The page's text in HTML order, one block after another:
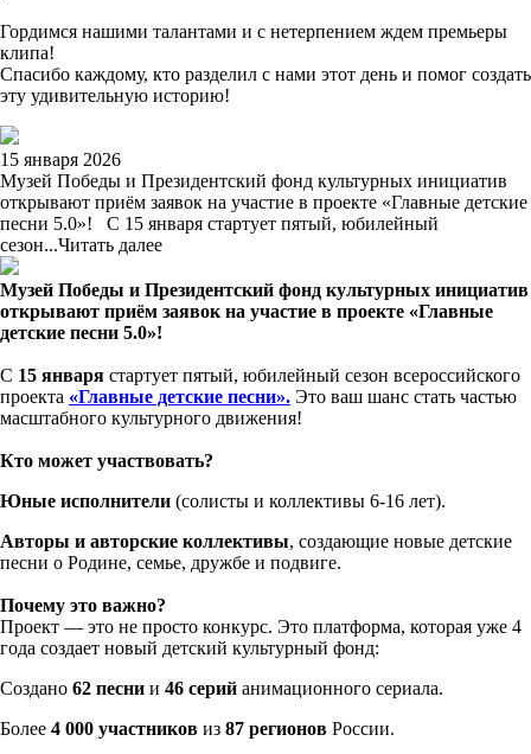
Гордимся нашими талантами и с нетерпением ждем премьеры
клипа!
Спасибо каждому, кто разделил с нами этот день и помог создать
эту удивительную историю!
15 января 2026
Музей Победы и Президентский фонд культурных инициатив
открывают приём заявок на участие в проекте «Главные детские
песни 5.0»! С 15 января стартует пятый, юбилейный
сезон...Читать далее
Музей Победы и Президентский фонд культурных инициатив
открывают приём заявок на участие в проекте «Главные
детские песни 5.0»!
С 15 января стартует пятый, юбилейный сезон всероссийского
проекта «Главные детские песни». Это ваш шанс стать частью
масштабного культурного движения!
Кто может участвовать?
Юные исполнители (солисты и коллективы 6-16 лет).
Авторы и авторские коллективы, создающие новые детские
песни о Родине, семье, дружбе и подвиге.
Почему это важно?
Проект — это не просто конкурс. Это платформа, которая уже 4
года создает новый детский культурный фонд:
Создано 62 песни и 46 серий анимационного сериала.
Более 4 000 участников из 87 регионов России.